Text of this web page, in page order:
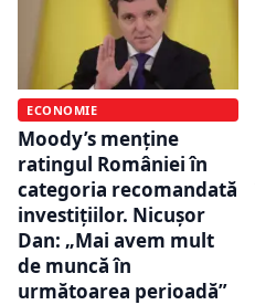
ECONOMIE
Moody’s menține
ratingul României în
categoria recomandată
investițiilor. Nicușor
Dan: „Mai avem mult
de muncă în
următoarea perioadă”